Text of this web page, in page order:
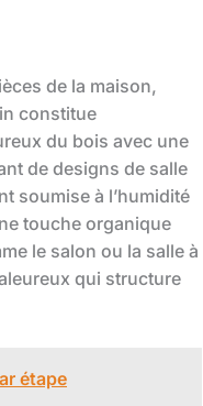
de la maison,
constitue
du bois avec une
de designs de salle
soumise à l’humidité
touche organique
le salon ou la salle à
qui structure
étape